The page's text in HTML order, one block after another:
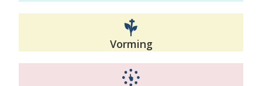
De vreugden van Sint-Jozef - Aflevering
Vorming